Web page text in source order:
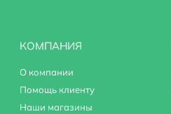
КОМПАНИЯ
О компании
Помощь клиенту
Наши магазины